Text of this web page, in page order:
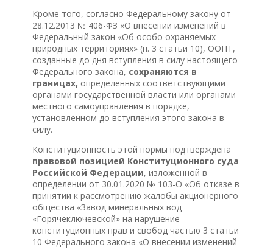
Кроме того, согласно Федеральному закону от
28.12.2013 № 406-ФЗ «О внесении изменений в
Федеральный закон «Об особо охраняемых
природных территориях» (п. 3 статьи 10), ООПТ,
созданные до дня вступления в силу настоящего
Федерального закона, сохраняются в
границах, определенных соответствующими
органами государственной власти или органами
местного самоуправления в порядке,
установленном до вступления этого закона в
силу.
Конституционность этой нормы подтверждена
правовой позицией Конституционного суда
Российской Федерации, изложенной в
определении от 30.01.2020 № 103-О «Об отказе в
принятии к рассмотрению жалобы акционерного
общества «Завод минеральных вод
«Горячеключевской» на нарушение
конституционных прав и свобод частью 3 статьи
10 Федерального закона «О внесении изменений